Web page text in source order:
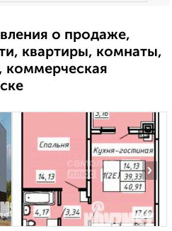
о продаже,
квартиры, комнаты,
›